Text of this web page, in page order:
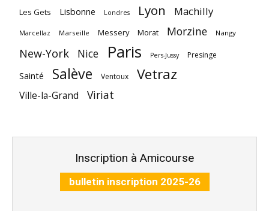
Les Gets Lisbonne Londres Lyon Machilly
Marcellaz Marseille Messery Morat Morzine Nangy
New-York Nice Paris Pers-Jussy Presinge
Sainté Salève Ventoux Vetraz
Ville-la-Grand Viriat
Inscription à Amicourse
bulletin inscription 2025-26